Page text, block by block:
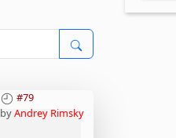
#79
byAndrey Rimsky